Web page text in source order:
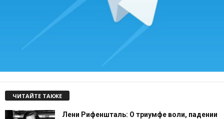
ЧИТАЙТЕ ТАКЖЕ
Лени Рифеншталь: О триумфе воли, падении